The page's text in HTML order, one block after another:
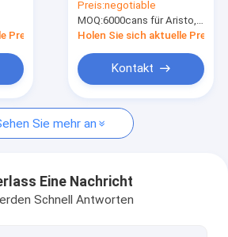
Preis
Sprühfarbe
Preis:negotiable
MOQ:6000cans für Aristo, 15000cans für Soem-Marke
Holen Sie sich aktuelle Preis
Kontakt
Sie mehr an
Eine Nachricht
Schnell Antworten